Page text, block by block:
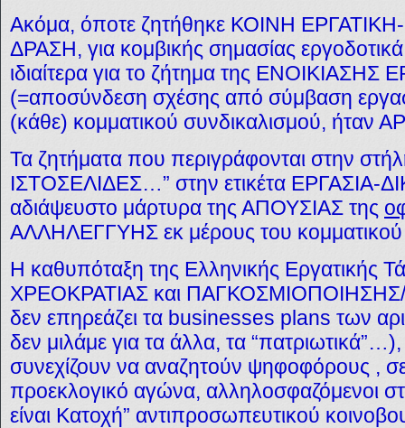
Ακόμα, όποτε ζητήθηκε ΚΟΙΝΗ
ΔΡΑΣΗ, για κομβικής σημασίας εργοδοτικά
ιδιαίτερα για το ζήτημα της
(=αποσύνδεση σχέσης από σύμβαση
(κάθε) κομματικού συνδικαλισμού, ήταν
Τα ζητήματα που περιγράφονται στην
ΙΣΤΟΣΕΛΙΔΕΣ…” στην ετικέτα ΕΡΓΑΣΙΑ-
αδιάψευστο μάρτυρα της ΑΠΟΥΣΙΑΣ της
ΑΛΛΗΛΕΓΓΥΗΣ εκ μέρους του κομματικού
Η καθυπόταξη της Ελληνικής
ΧΡΕΟΚΡΑΤΙΑΣ και
δεν επηρεάζει τα businesses plans των
δεν μιλάμε για τα άλλα, τα
συνεχίζουν να αναζητούν ψηφοφόρους ,
προεκλογικό αγώνα, αλληλοσφαζόμενοι
είναι Κατοχή” αντιπροσωπευτικού